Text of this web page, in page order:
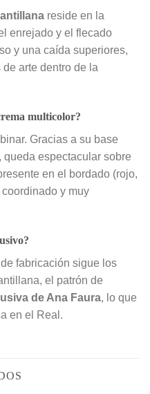
reside en la
enrejado y el flecado
y una caída superiores,
arte dentro de la
multicolor?
Gracias a su base
espectacular sobre
en el bordado (rojo,
y muy
fabricación sigue los
el patrón de
de Ana Faura, lo que
en el Real.